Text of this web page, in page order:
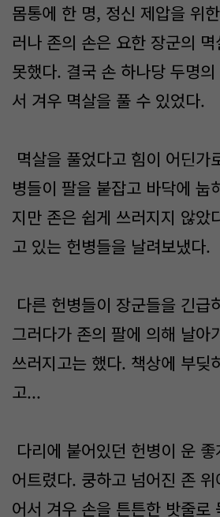
몸통에 한 명, 정신 제압을 위
러나 존의 손은 요한 장군의
못했다. 결국 손 하나당 두명
서 겨우 멱살을 풀 수 있었다.
멱살을 풀었다고 힘이 어딘가
병들이 팔을 붙잡고 바닥에 눕
지만 존은 쉽게 쓰러지지 않았
고 있는 헌병들을 날려보냈다.
다른 헌병들이 장군들을 긴급
그러다가 존의 팔에 의해 날아
쓰러지고는 했다. 책상에 부딪
고...
다리에 붙어있던 헌병이 운
어트렸다. 쿵하고 넘어진 존
어서 겨우 손을 튼튼한 밧줄로